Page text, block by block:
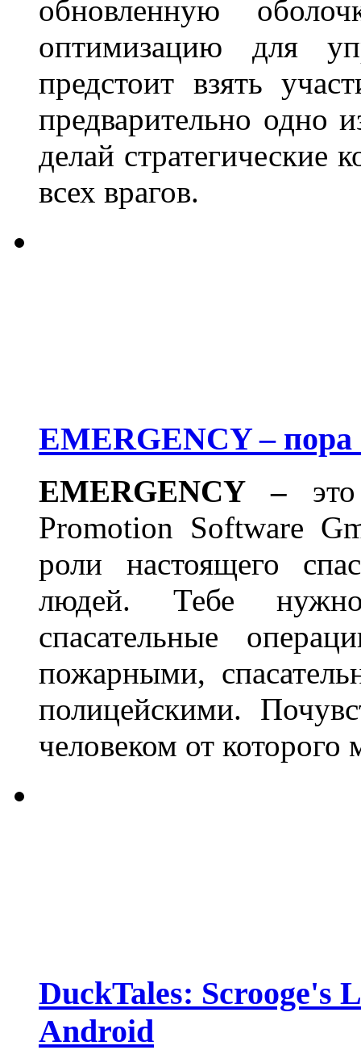
обновленную
оптимизацию для
предстоит взять
предварительно одно
делай стратегические
всех врагов.
EMERGENCY – пора
EMERGENCY–
Promotion Software
роли настоящего
людей. Тебе нужно
спасательные
пожарными,
полицейскими.
человеком от которого
DuckTales: Scrooge's
Android